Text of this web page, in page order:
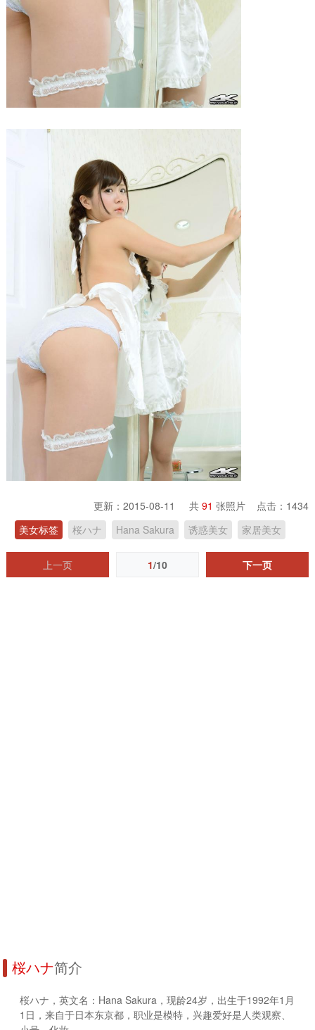
更新：2015-08-11 共91 张照片 点击： 1434
美女标签
桜ハナ Hana Sakura 诱惑美女 家居美女
上一页 1/10 下一页
桜ハナ简介
桜ハナ，英文名：Hana Sakura，现龄24岁，出生于1992年1月
1日，来自于日本东京都，职业是模特，兴趣爱好是人类观察、